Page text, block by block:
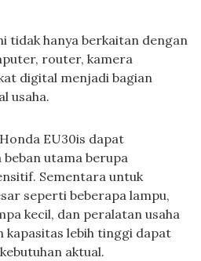
tidak hanya berkaitan dengan
router, kamera
digital menjadi bagian
usaha.
EU30is dapat
utama berupa
Sementara untuk
seperti beberapa lampu,
kecil, dan peralatan usaha
lebih tinggi dapat
aktual.